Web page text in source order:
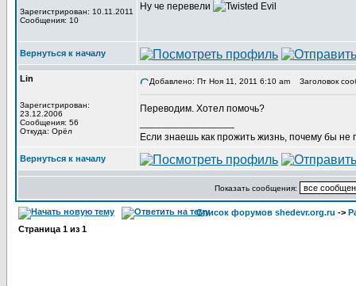
Зарегистрирован: 10.11.2011
Сообщения: 10
Ну че перевели
Вернуться к началу
Lin
Зарегистрирован:
23.12.2006
Сообщения: 56
Откуда: Орёл
Добавлено: Пт Ноя 11, 2011 6:10 am Заголовок
Переводим. Хотел помочь?
Если знаешь как прожить жизнь, почему бы не
Вернуться к началу
Показать сообщения:
Список форумов shedevr.org.ru ->
Страница 1 из 1